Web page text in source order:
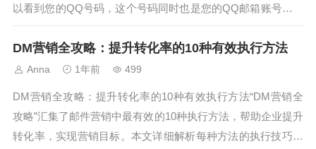
以看到您的QQ号码，这个号码同时也是您的QQ邮箱账号的基
础部分，通常邮箱地址格式为“QQ号码@qq.com”。这是最直
观的方法，轻松定位您的邮箱号。2. QQ邮箱登录界面在QQ邮
箱登...
DM营销全攻略：提升转化率的10种有效执行方法
Anna 1年前 499
DM营销全攻略：提升转化率的10种有效执行方法“DM营销全
攻略”汇集了邮件营销中最有效的10种执行方法，帮助企业提升
转化率，实现营销目标。本文详细解析每种方法的执行技巧和